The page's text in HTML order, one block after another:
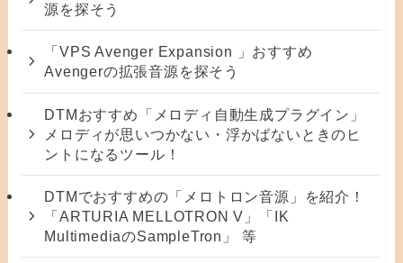
源を探そう
「VPS Avenger Expansion 」おすすめ
Avengerの拡張音源を探そう
DTMおすすめ「メロディ自動生成プラグイン」
メロディが思いつかない・浮かばないときのヒ
ントになるツール！
DTMでおすすめの「メロトロン音源」を紹介！
「ARTURIA MELLOTRON V」「IK
MultimediaのSampleTron」 等